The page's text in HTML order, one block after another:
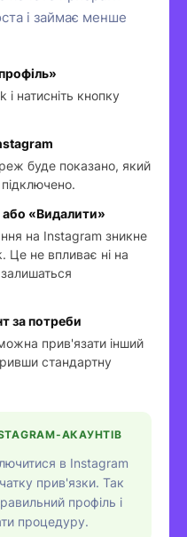
і займає менше
і натисніть кнопку
буде показано, який
або «Видалити»
на Instagram зникне
Це не впливає ні на
за потреби
прив'язати інший
стандартну
АКАУНТІВ
в Instagram
прив'язки. Так
профіль і
процедуру.